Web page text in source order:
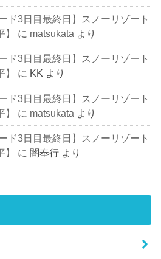
ド3日目最終日】スノーリゾート
に matsukata より
ド3日目最終日】スノーリゾート
に KK より
ド3日目最終日】スノーリゾート
に matsukata より
ド3日目最終日】スノーリゾート
に闇奉行 より